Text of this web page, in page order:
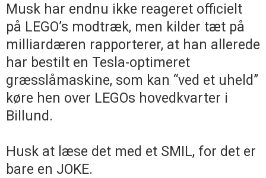
Musk har endnu ikke reageret officielt
på LEGO’s modtræk, men kilder tæt på
milliardæren rapporterer, at han allerede
har bestilt en Tesla-optimeret
græsslåmaskine, som kan “ved et uheld”
køre hen over LEGOs hovedkvarter i
Billund.
Husk at læse det med et SMIL, for det er
bare en JOKE.